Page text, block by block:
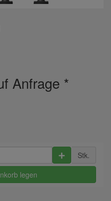
Anfrage *
Stk.
legen